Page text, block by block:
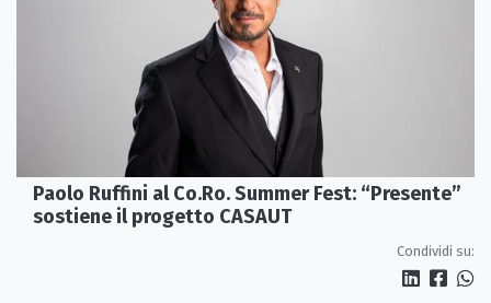
Paolo Ruffini al Co.Ro. Summer Fest: “Presente”
sostiene il progetto CASAUT
Condividi su: